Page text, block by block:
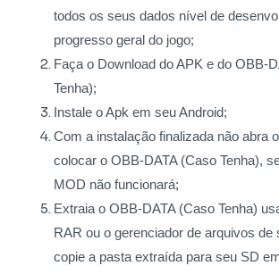
todos os seus dados nível de
progresso geral do jogo;
Faça o Download do APK e do OBB-
Tenha);
Instale o Apk em seu Android;
Com a instalação finalizada não abra
colocar o OBB-DATA (Caso Tenha),
MOD não funcionará;
Extraia o OBB-DATA (Caso Tenha)
RAR ou o gerenciador de arquivos de
copie a pasta extraída para seu SD